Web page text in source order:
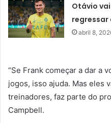
Otávio
regressar
abril 8,
“Se Frank começar a dar a
jogos, isso ajuda. Mas eles
treinadores, faz parte do
Campbell.